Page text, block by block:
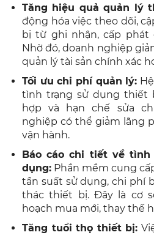
Tăng hiệu quả quản lý
động hóa việc theo dõi,
bị từ ghi nhận, cấp phát
Nhờ đó, doanh nghiệp
quản lý tài sản chính xác
Tối ưu chi phí quản lý:
tình trạng sử dụng thiết
hợp và hạn chế sửa
nghiệp có thể giảm lãng
vận hành.
Báo cáo chi tiết về
dụng: Phần mềm cung
tần suất sử dụng, chi phí
thác thiết bị. Đây là cơ
hoạch mua mới, thay thế
Tăng tuổi thọ thiết bị: